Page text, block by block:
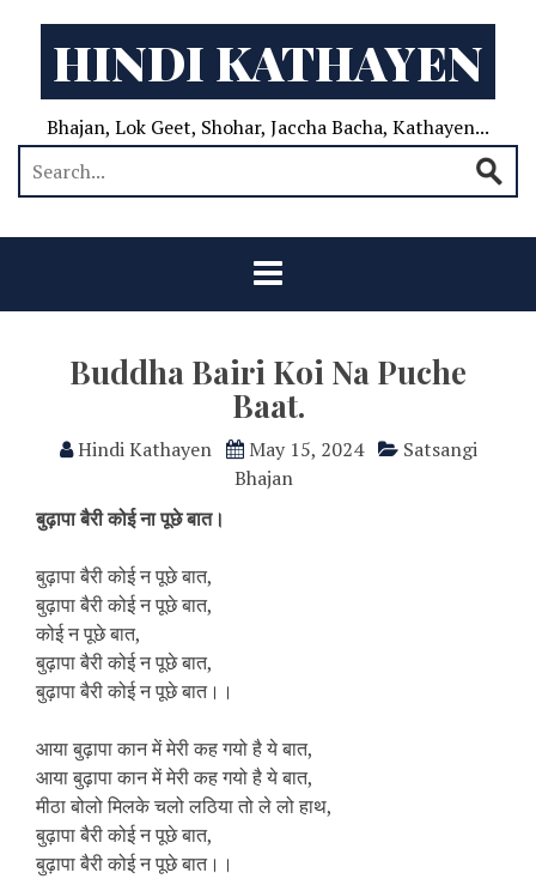
HINDI KATHAYEN
Bhajan, Lok Geet, Shohar, Jaccha Bacha, Kathayen...
Buddha Bairi Koi Na Puche
Baat.
Hindi Kathayen May 15, 2024
Satsangi
Bhajan
बुढ़ापा बैरी कोई ना पूछे बात।
बुढ़ापा बैरी कोई न पूछे बात,
बुढ़ापा बैरी कोई न पूछे बात,
कोई न पूछे बात,
बुढ़ापा बैरी कोई न पूछे बात,
बुढ़ापा बैरी कोई न पूछे बात।।
आया बुढ़ापा कान में मेरी कह गयो है ये बात,
आया बुढ़ापा कान में मेरी कह गयो है ये बात,
मीठा बोलो मिलके चलो लठिया तो ले लो हाथ,
बुढ़ापा बैरी कोई न पूछे बात,
बुढ़ापा बैरी कोई न पूछे बात।।